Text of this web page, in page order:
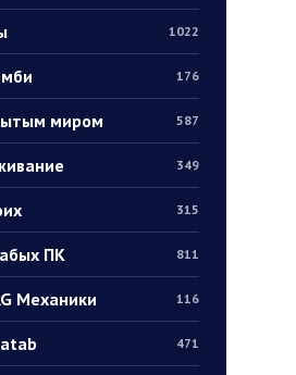
1022
176
миром 587
349
315
ПК 811
Механики 116
471